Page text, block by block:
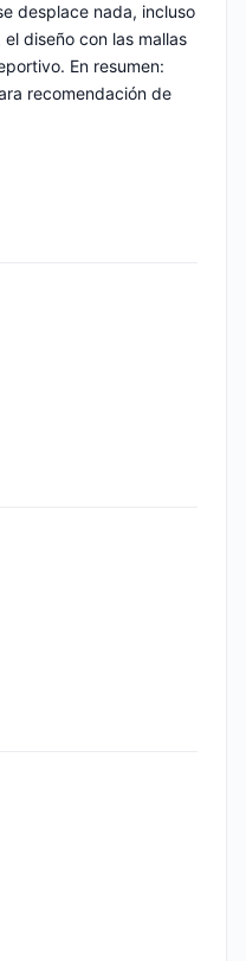
desplace nada, incluso
diseño con las mallas
En resumen:
recomendación de